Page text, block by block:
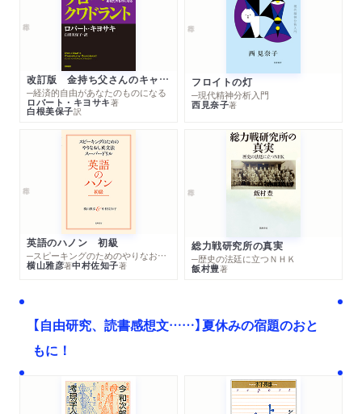
改訂版 金持ち父さんのキャッシュフロー・クワドラント
─経済的自由があなたのものになる
ロバート・キヨサキ著
白根美保子訳
フロイトの灯
─現代精神分析入門
西見奈子著
英語のハノン 初級
─スピーキングのためのやりなおし英文法スーパードリル
横山雅彦著中村佐知子著
総力戦研究所の真実
─歴史の法廷に立つＮＨＫ
飯村豊著
【自由研究、読書感想文……】夏休みの宿題のおと
もに！